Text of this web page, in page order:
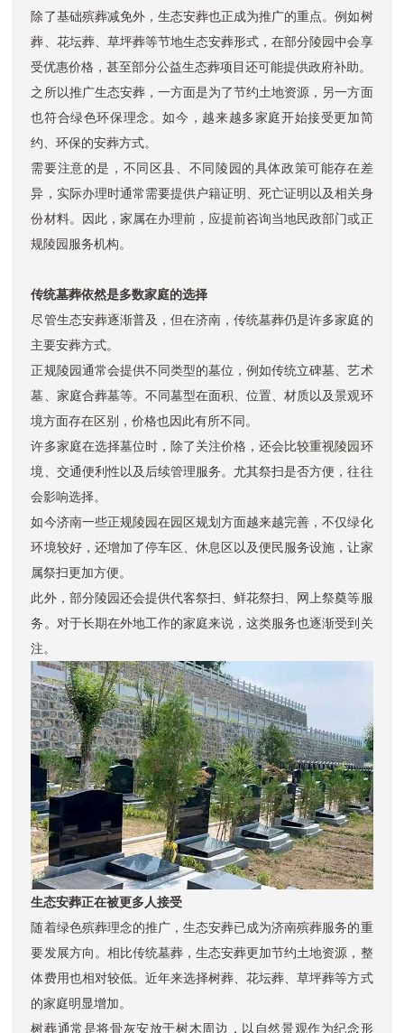
除了基础殡葬减免外，生态安葬也正成为推广的重点。例如树
葬、花坛葬、草坪葬等节地生态安葬形式，在部分陵园中会享
受优惠价格，甚至部分公益生态葬项目还可能提供政府补助。
之所以推广生态安葬，一方面是为了节约土地资源，另一方面
也符合绿色环保理念。如今，越来越多家庭开始接受更加简
约、环保的安葬方式。
需要注意的是，不同区县、不同陵园的具体政策可能存在差
异，实际办理时通常需要提供户籍证明、死亡证明以及相关身
份材料。因此，家属在办理前，应提前咨询当地民政部门或正
规陵园服务机构。
传统墓葬依然是多数家庭的选择
尽管生态安葬逐渐普及，但在济南，传统墓葬仍是许多家庭的
主要安葬方式。
正规陵园通常会提供不同类型的墓位，例如传统立碑墓、艺术
墓、家庭合葬墓等。不同墓型在面积、位置、材质以及景观环
境方面存在区别，价格也因此有所不同。
许多家庭在选择墓位时，除了关注价格，还会比较重视陵园环
境、交通便利性以及后续管理服务。尤其祭扫是否方便，往往
会影响选择。
如今济南一些正规陵园在园区规划方面越来越完善，不仅绿化
环境较好，还增加了停车区、休息区以及便民服务设施，让家
属祭扫更加方便。
此外，部分陵园还会提供代客祭扫、鲜花祭扫、网上祭奠等服
务。对于长期在外地工作的家庭来说，这类服务也逐渐受到关
注。
生态安葬正在被更多人接受
随着绿色殡葬理念的推广，生态安葬已成为济南殡葬服务的重
要发展方向。相比传统墓葬，生态安葬更加节约土地资源，整
体费用也相对较低。近年来选择树葬、花坛葬、草坪葬等方式
的家庭明显增加。
树葬通常是将骨灰安放于树木周边，以自然景观作为纪念形